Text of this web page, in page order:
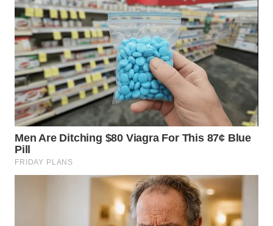
WN
BEKASI
WN
BOGOR
WN
DEPOK
WN
TAPANULI